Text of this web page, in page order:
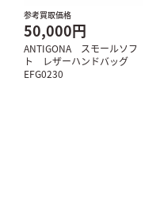
参考買取価格
50,000円
ANTIGONA スモールソフ
ト レザーハンドバッグ
EFG0230